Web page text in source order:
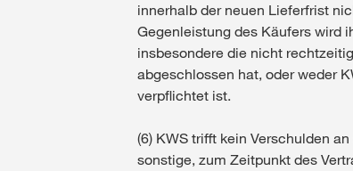
innerhalb der neuen Lieferfrist
Gegenleistung des Käufers wird
insbesondere die nicht
abgeschlossen hat, oder weder
verpflichtet ist.
(6) KWS trifft kein Verschulden
sonstige, zum Zeitpunkt des